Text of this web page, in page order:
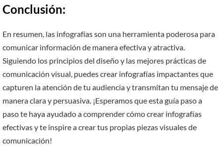
Conclusión:
En resumen, las infografías son una herramienta poderosa para
comunicar información de manera efectiva y atractiva.
Siguiendo los principios del diseño y las mejores prácticas de
comunicación visual, puedes crear infografías impactantes que
capturen la atención de tu audiencia y transmitan tu mensaje de
manera clara y persuasiva. ¡Esperamos que esta guía paso a
paso te haya ayudado a comprender cómo crear infografías
efectivas y te inspire a crear tus propias piezas visuales de
comunicación!